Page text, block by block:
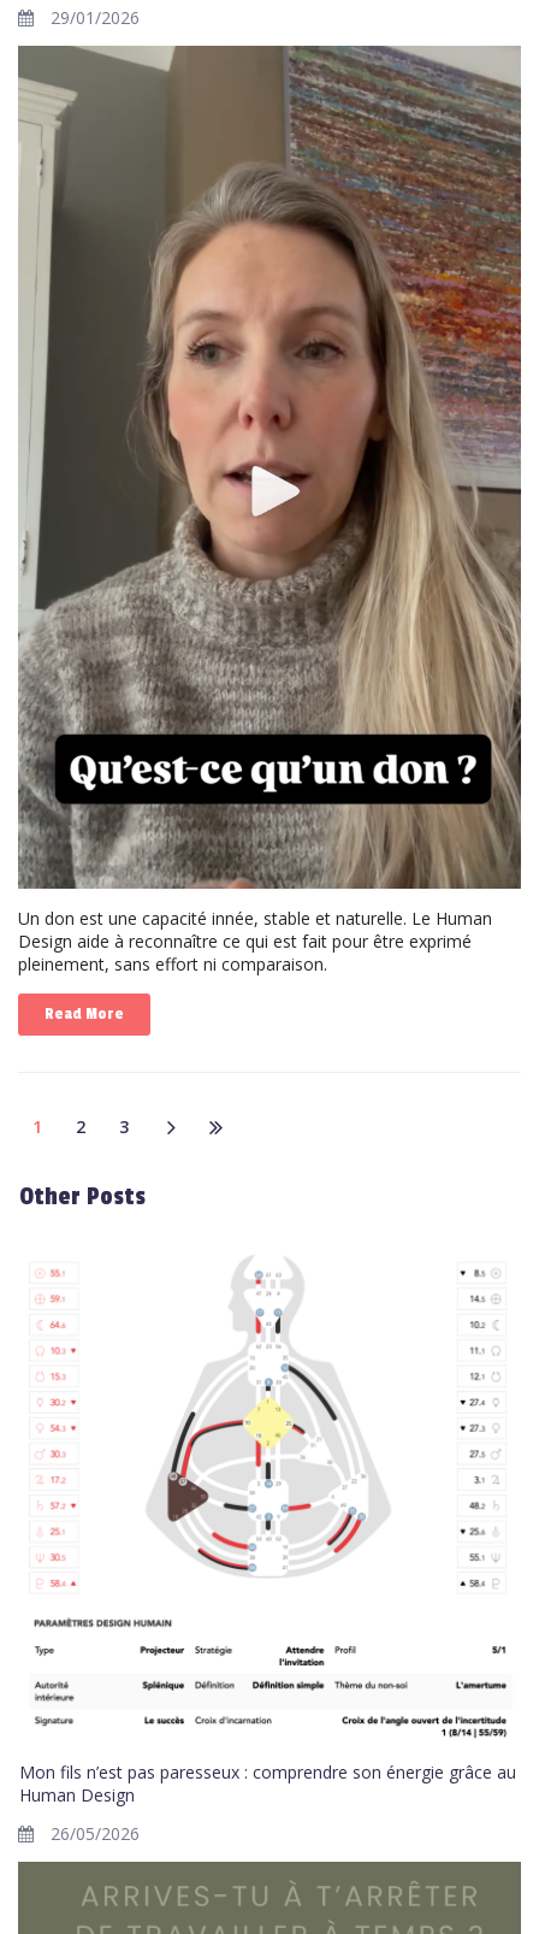
29/01/2026
Un don est une capacité innée, stable et naturelle. Le Human
Design aide à reconnaître ce qui est fait pour être exprimé
pleinement, sans effort ni comparaison.
Read More
1 2 3
Other Posts
Mon fils n’est pas paresseux : comprendre son énergie grâce au
Human Design
26/05/2026